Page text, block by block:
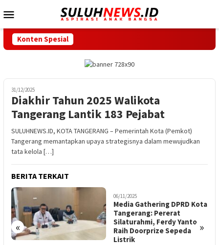
ke
Mobile
Konten Spesial
31/12/2025
Diakhir Tahun 2025 Walikota
Tangerang Lantik 183 Pejabat
SULUHNEWS.ID, KOTA TANGERANG – Pemerintah Kota (Pemkot)
Tangerang memantapkan upaya strategisnya dalam mewujudkan
tata kelola […]
BERITA TERKAIT
« »
06/11/2025
Media Gathering DPRD Kota
Tangerang: Pererat
Silaturahmi, Ferdy Yanto
Raih Doorprize Sepeda
Listrik